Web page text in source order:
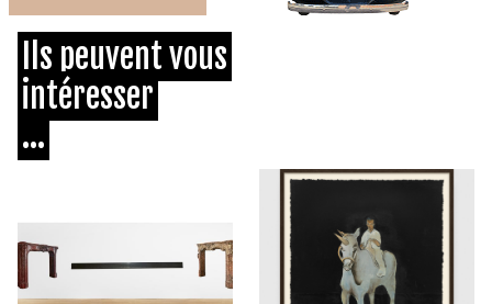
Ils peuvent vous
intéresser
...